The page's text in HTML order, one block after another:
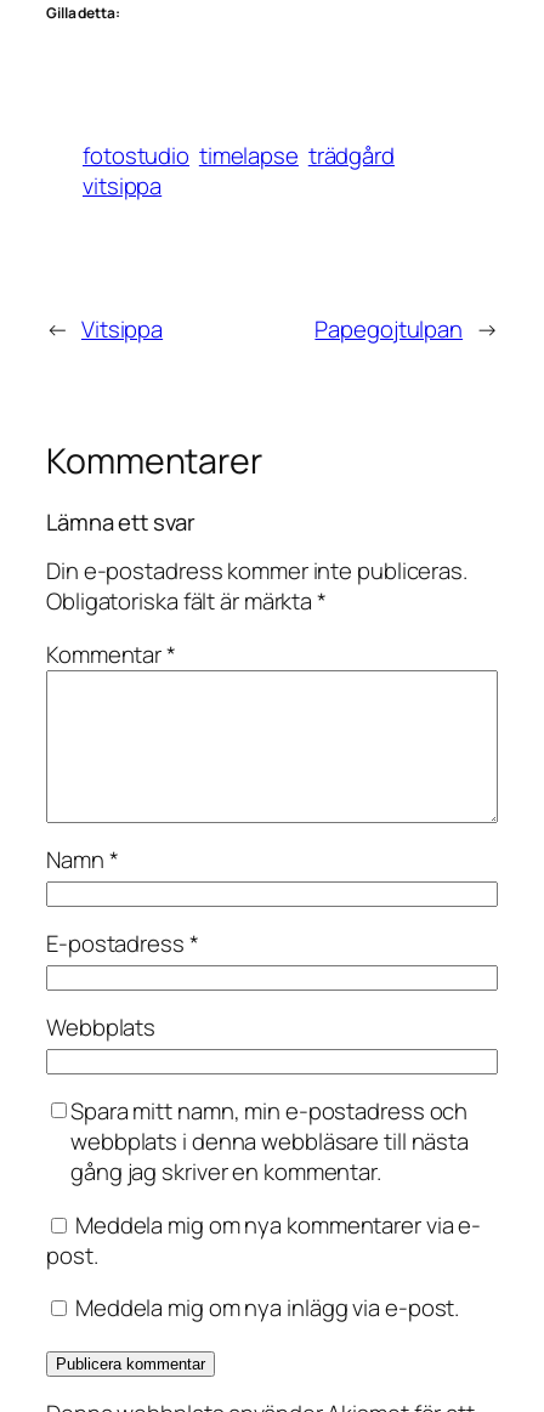
Gilla detta:
fotostudio timelapse trädgård
vitsippa
← Vitsippa Papegojtulpan →
Kommentarer
Lämna ett svar
Din e-postadress kommer inte publiceras.
Obligatoriska fält är märkta*
Kommentar*
Namn*
E-postadress*
Webbplats
Spara mitt namn, min e-postadress och
webbplats i denna webbläsare till nästa
gång jag skriver en kommentar.
Meddela mig om nya kommentarer via e-
post.
Meddela mig om nya inlägg via e-post.